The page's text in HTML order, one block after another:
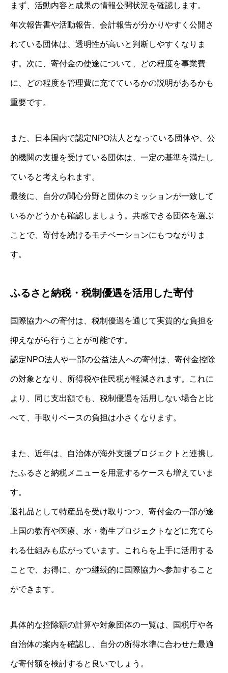
まず、活動内容と成果の情報公開状況を確認します。
年次報告書や活動報告、会計報告が分かりやすく公開さ
れている団体は、透明性が高いと判断しやすくなりま
す。次に、寄付金の使途について、どの程度を事業費
に、どの程度を管理費に充てているかの説明があるかも
重要です。
また、日本国内で認定NPO法人となっている団体や、公
的機関の支援を受けている団体は、一定の基準を満たし
ていると考えられます。
最後に、自分の関心分野と団体のミッションが一致して
いるかどうかも確認しましょう。共感できる団体を選ぶ
ことで、寄付を続けるモチベーションにもつながりま
す。
ふるさと納税・税制優遇を活用した寄付
国際協力への寄付は、税制優遇を通じて実質的な負担を
抑えながら行うことが可能です。
認定NPO法人や一部の公益法人への寄付は、寄付金控除
の対象となり、所得税や住民税が軽減されます。これに
より、同じ支出額でも、税制優遇を活用しない場合と比
べて、手取りベースの負担は小さくなります。
また、近年は、自治体が海外支援プロジェクトと連携し
たふるさと納税メニューを用意するケースも増えていま
す。
返礼品として特産品を受け取りつつ、寄付金の一部が途
上国の教育や医療、水・衛生プロジェクトなどに充てら
れる仕組みも広がっています。これらを上手に活用する
ことで、お得に、かつ継続的に国際協力へ参加すること
ができます。
具体的な控除額の計算や対象団体の一覧は、国税庁や各
自治体の案内を確認し、自分の所得水準に合わせた最適
な寄付額を検討すると良いでしょう。